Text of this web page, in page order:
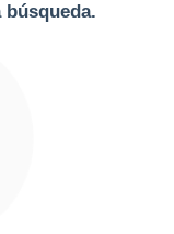
búsqueda.